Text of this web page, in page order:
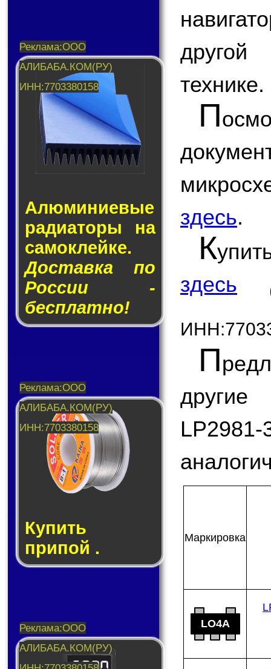
Алюминие­вые
ра­ди­а­то­ры на
са­мо­клей­ке.
Доставка по
России -
бесплатно!
Купить
припой .
другой
технике.
П
здесь.
К
здесь
П
Мар­ки­ров­ка
LO4A